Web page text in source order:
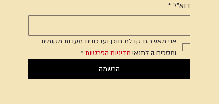
דוא"ל *
אני מאשר.ת קבלת תוכן ועדכונים מעדות מקומית
ומסכים.ה לתנאי מדיניות הפרטיות *
הרשמה